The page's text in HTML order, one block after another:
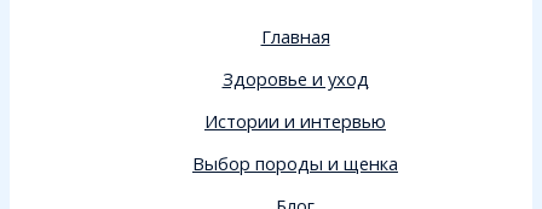
Главная
Здоровье и уход
Истории и интервью
Выбор породы и щенка